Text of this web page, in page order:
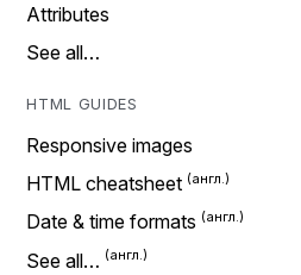
Attributes
See all…
HTML GUIDES
Responsive images
HTML cheatsheet
Date & time formats
See all…